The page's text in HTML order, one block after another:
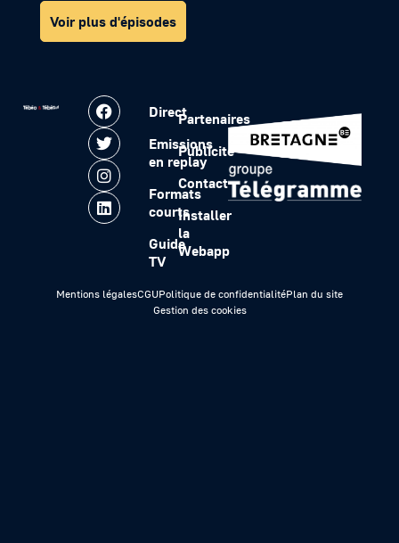
Voir plus d'épisodes
Direct
Emissions
en replay
Formats
courts
Guide
TV
Partenaires
Publicité
Contact
Installer
la
Webapp
Mentions légalesCGUPolitique de confidentialitéPlan du site
Gestion des cookies